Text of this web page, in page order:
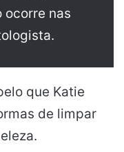
ocorre nas
que Katie
de limpar